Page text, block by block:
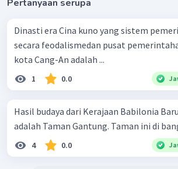
Pertanyaan serupa
Dinasti era Cina kuno yang sistem
secara feodalismedan pusat
kota Cang-An adalah ...
1 0.0
Hasil budaya dari Kerajaan Babilonia
adalah Taman Gantung. Taman ini di
4 0.0